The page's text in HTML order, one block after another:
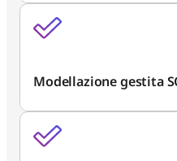
Modellazione gestita